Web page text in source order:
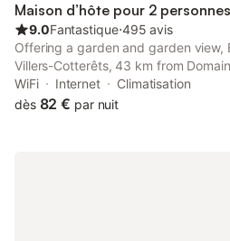
Maison d’hôte pour 2 personnes
9.0Fantastique⋅495 avis
Offering a garden and garden view,
Villers-Cotterêts, 43 km from
from Mer de Sable Amusement
free private parking and a shared
WiFi Internet
Climatisation
dès 82 € par nuit